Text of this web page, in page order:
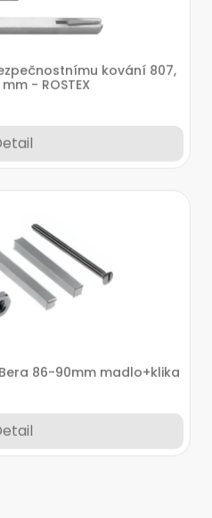
kování 807,
- ROSTEX
86-90mm madlo+klika